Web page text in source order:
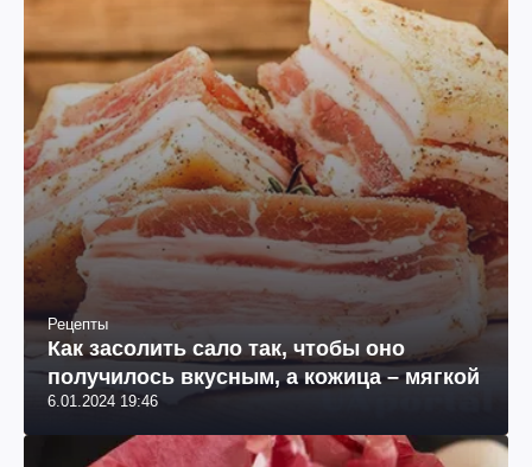
Рецепты
Как засолить сало так, чтобы оно
получилось вкусным, а кожица – мягкой
6.01.2024 19:46